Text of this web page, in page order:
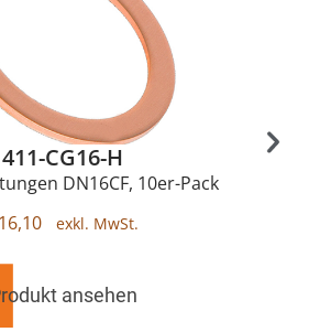
411-CG16-H
DN16CF, 10er-Pack
ansehen